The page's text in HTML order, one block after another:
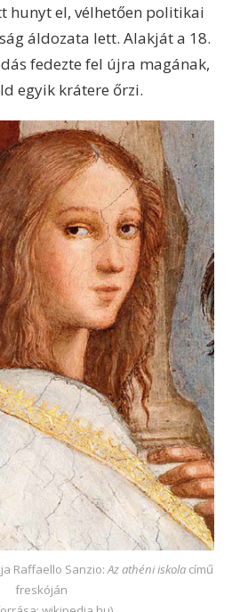
hunyt el, vélhetően politikai
áldozata lett. Alakját a 18.
fedezte fel újra magának,
egyik krátere őrzi.
Raffaello Sanzio:Az athéni iskola című
freskóján